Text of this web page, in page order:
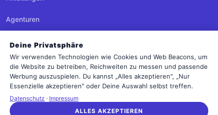
Agenturen
Datenschutz
Dienstleister
MITMACHEN
Newsletter
Deine Privatsphäre
Wir verwenden Technologien wie Cookies und Web Beacons, um
die Website zu betreiben, Reichweiten zu messen und passende
Werbung auszuspielen. Du kannst „Alles akzeptieren", „Nur
Essenzielle akzeptieren" oder Deine Auswahl selbst treffen.
Datenschutz · Impressum
ALLES AKZEPTIEREN